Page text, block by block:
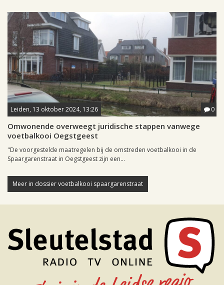
Leiden, 13 oktober 2024, 13:26 0
Omwonende overweegt juridische stappen vanwege
voetbalkooi Oegstgeest
"De voorgestelde maatregelen bij de omstreden voetbalkooi in de
Spaargarenstraat in Oegstgeest zijn een...
Meer in dossier voetbalkooi spaargarenstraat